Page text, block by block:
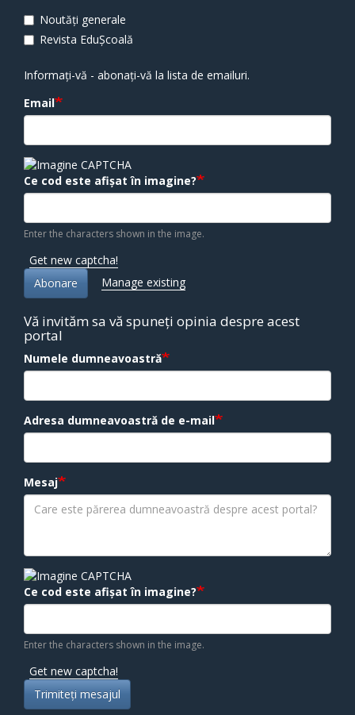
Noutăți generale
Revista EduȘcoală
Informați-vă - abonați-vă la lista de emailuri.
Email
Ce cod este afișat în imagine?
Enter the characters shown in the image.
Get new captcha!
Abonare
Manage existing
Vă invităm sa vă spuneți opinia despre acest
portal
Numele dumneavoastră
Adresa dumneavoastră de e-mail
Mesaj
Ce cod este afișat în imagine?
Enter the characters shown in the image.
Get new captcha!
Trimiteţi mesajul